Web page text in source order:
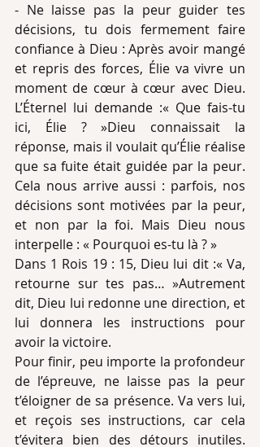
- Ne laisse pas la peur guider tes
décisions, tu dois fermement faire
confiance à Dieu : Après avoir mangé
et repris des forces, Élie va vivre un
moment de cœur à cœur avec Dieu.
L’Éternel lui demande :« Que fais-tu
ici, Élie ? »Dieu connaissait la
réponse, mais il voulait qu’Élie réalise
que sa fuite était guidée par la peur.
Cela nous arrive aussi : parfois, nos
décisions sont motivées par la peur,
et non par la foi. Mais Dieu nous
interpelle : « Pourquoi es-tu là ? »
Dans 1 Rois 19 : 15, Dieu lui dit :« Va,
retourne sur tes pas… »Autrement
dit, Dieu lui redonne une direction, et
lui donnera les instructions pour
avoir la victoire.
Pour finir, peu importe la profondeur
de l’épreuve, ne laisse pas la peur
t’éloigner de sa présence. Va vers lui,
et reçois ses instructions, car cela
t’évitera bien des détours inutiles.